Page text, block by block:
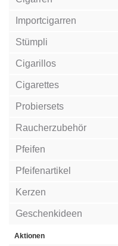
Importcigarren
Stümpli
Cigarillos
Cigarettes
Probiersets
Raucherzubehör
Pfeifen
Pfeifenartikel
Kerzen
Geschenkideen
Aktionen